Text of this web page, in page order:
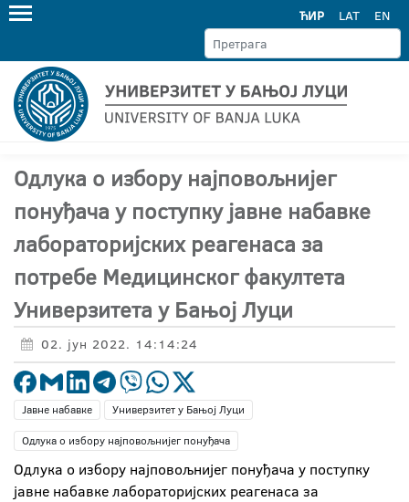
ЋИР LAT EN
Одлука о избору најповољнијег
понуђача у поступку јавне набавке
лабораторијских реагенаса за
потребе Медицинског факултета
Универзитета у Бањој Луци
02. јун 2022. 14:14:24
Јавне набавке
Универзитет у Бањој Луци
Одлука о избору најповољнијег понуђача
Одлука о избору најповољнијег понуђача у поступку
јавне набавке лабораторијских реагенаса за